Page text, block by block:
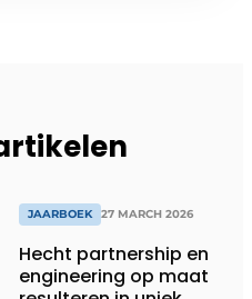
JAARBOEK 27 MARCH 2026
Hecht partnership en
engineering op maat